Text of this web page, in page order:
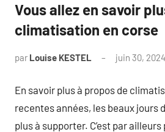
Vous allez en savoir
climatisation en corse
par Louise KESTEL juin 30, 2024
En savoir plus à propos de
recentes années, les beaux jours
plus à supporter. C’est par